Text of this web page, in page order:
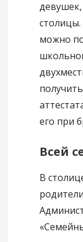
можно
его при
Всей
В